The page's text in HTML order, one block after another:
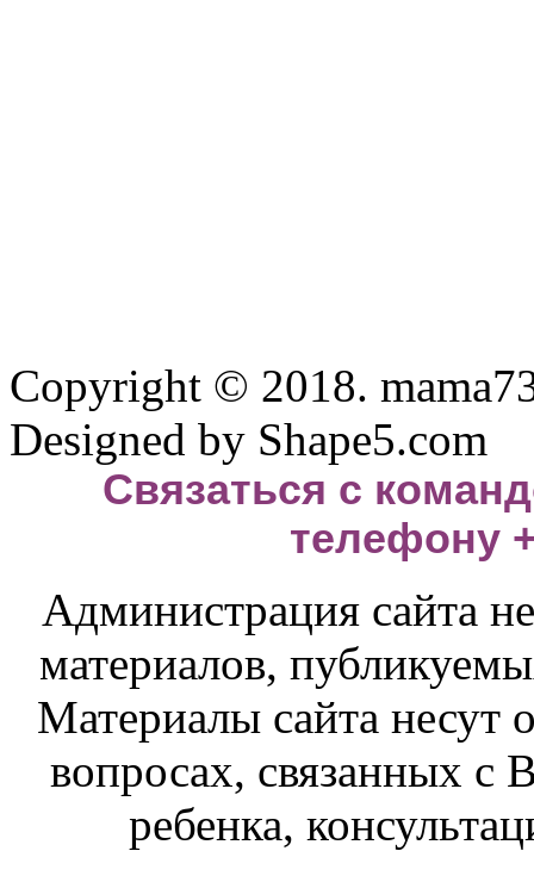
Copyright © 2018.
Designed by Shape5.com
Связаться с
телефону
Администрация сайта
материалов,
Материалы сайта несут
вопросах, связанных с
ребенка,